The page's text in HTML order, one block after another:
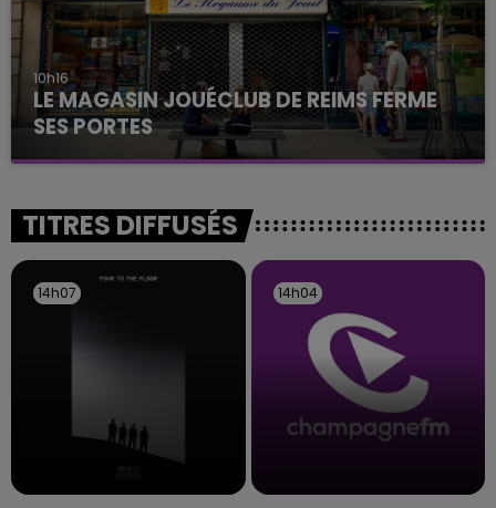
10h16
LE MAGASIN JOUÉCLUB DE REIMS FERME
SES PORTES
C'était l'une des institutions du centre-ville
fermer ses portes.
TITRES DIFFUSÉS
14h07
14h07 14h04
14h04